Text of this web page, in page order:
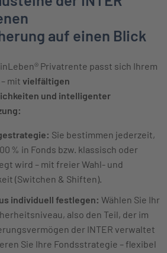
auf einen Blick
Privatrente passt sich Ihrem
mit vielfältigen
und intelligenter
Sie bestimmen jederzeit,
% in Fonds bzw. klassisch oder
wird – mit freier Wahl- und
(Switchen & Shiften).
individuell festlegen: Wählen Sie Ihr
also den Teil, der im
der INTER verwaltet
Sie Ihre Fondsstrategie – flexibel